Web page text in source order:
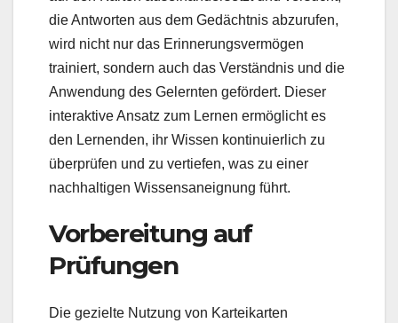
die Antworten aus dem Gedächtnis abzurufen,
wird nicht nur das Erinnerungsvermögen
trainiert, sondern auch das Verständnis und die
Anwendung des Gelernten gefördert. Dieser
interaktive Ansatz zum Lernen ermöglicht es
den Lernenden, ihr Wissen kontinuierlich zu
überprüfen und zu vertiefen, was zu einer
nachhaltigen Wissensaneignung führt.
Vorbereitung auf
Prüfungen
Die gezielte Nutzung von Karteikarten